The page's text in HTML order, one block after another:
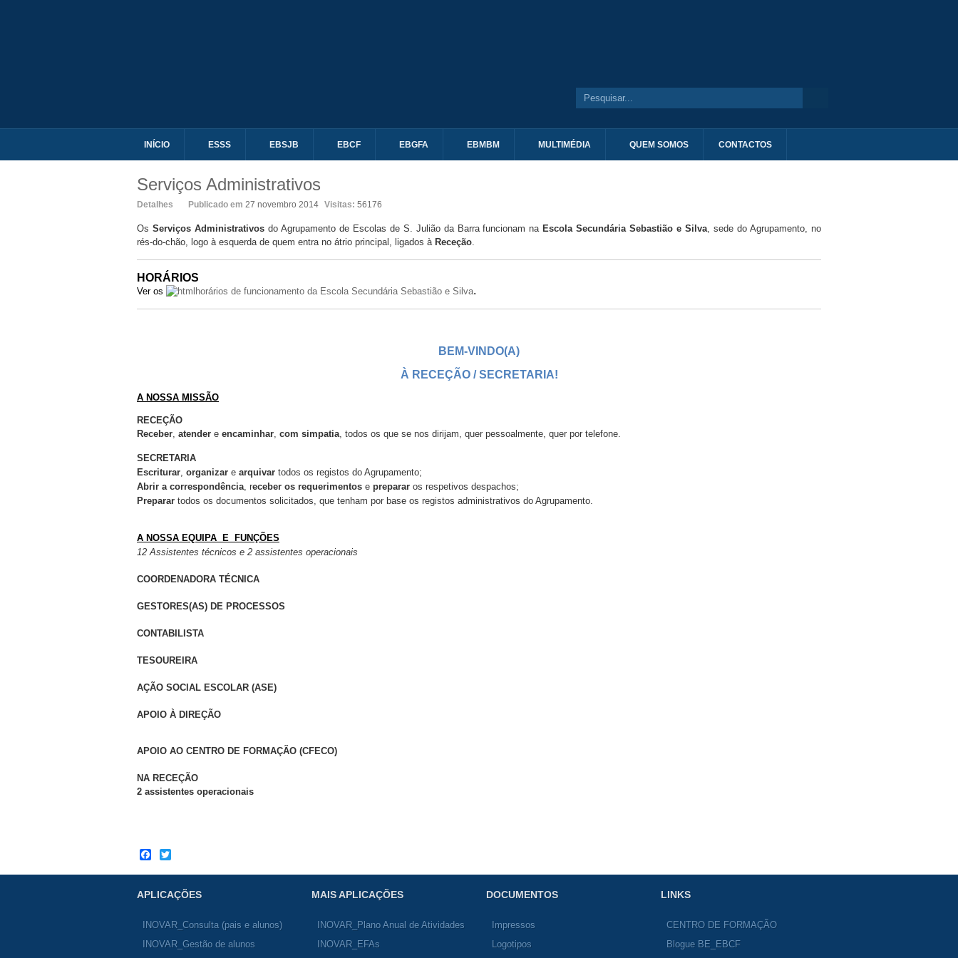
INÍCIO ESSS EBSJB EBCF EBGFA EBMBM MULTIMÉDIA QUEM SOMOS CONTACTOS
Serviços Administrativos
Detalhes Publicado em 27 novembro 2014 Visitas: 56176
Os Serviços Administrativosdo Agrupamento de Escolas de S. Julião da Barra funcionam na Escola Secundária Sebastião e Silva, sede do Agrupamento, no
rés-do-chão, logo à esquerda de quem entra no átrio principal, ligados à Receção.
HORÁRIOS
Ver os horários de funcionamento da Escola Secundária Sebastião e Silva.
BEM-VINDO(A)
À RECEÇÃO / SECRETARIA!
A NOSSA MISSÃO
RECEÇÃO
Receber, atender e encaminhar, com simpatia, todos os que se nos dirijam, quer pessoalmente, quer por telefone.
SECRETARIA
Escriturar, organizar e arquivar todos os registos do Agrupamento;
Abrir a correspondência, receber os requerimentos e preparar os respetivos despachos;
Preparar todos os documentos solicitados, que tenham por base os registos administrativos do Agrupamento.
A NOSSA EQUIPA E FUNÇÕES
12 Assistentes técnicos e 2 assistentes operacionais
COORDENADORA TÉCNICA
GESTORES(AS) DE PROCESSOS
CONTABILISTA
TESOUREIRA
AÇÃO SOCIAL ESCOLAR (ASE)
APOIO À DIREÇÃO
APOIO AO CENTRO DE FORMAÇÃO (CFECO)
NA RECEÇÃO
2 assistentes operacionais
APLICAÇÕES
INOVAR_Consulta (pais e alunos)
INOVAR_Gestão de alunos
MAIS APLICAÇÕES
INOVAR_Plano Anual de Atividades
INOVAR_EFAs
DOCUMENTOS
Impressos
Logotipos
LINKS
CENTRO DE FORMAÇÃO
Blogue BE_EBCF